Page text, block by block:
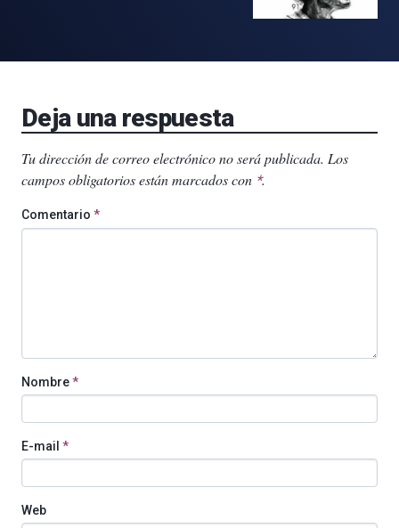
Deja una respuesta
Tu dirección de correo electrónico no será publicada. Los
campos obligatorios están marcados con *.
Comentario *
Nombre*
E-mail *
Web